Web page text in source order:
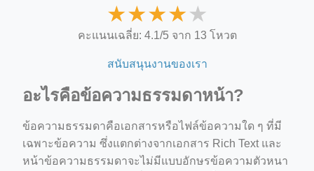
★★★★★
คะแนนเฉลี่ย: 4.1/5 จาก 13 โหวต
สนับสนุนงานของเรา
อะไรคือข้อความธรรมดาหน้า?
ข้อความธรรมดาคือเอกสารหรือไฟล์ข้อความใด ๆ ที่มี
เฉพาะข้อความ ซึ่งแตกต่างจากเอกสาร Rich Text และ
หน้าข้อความธรรมดาจะไม่มีแบบอักษรข้อความตัวหนา